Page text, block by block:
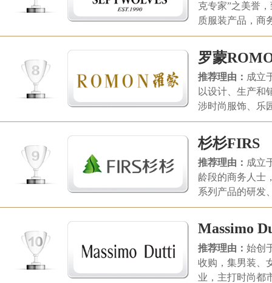
克专家”之美誉
质服装产品，商
足男士在不同场
罗蒙
推荐理由： 成立
以设计、生产和
涉时尚服饰、乐
份制企业集团，
前茅，罗蒙集团
杉杉FIRS
推荐理由： 成立
龄段的商务人士
系列产品的研发
服装品牌，杉杉
Massimo
推荐理由： 始创
收购，集男装、
业，主打时尚都